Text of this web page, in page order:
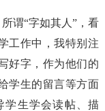
谓“字如其人”，看
工作中，我特别注
好字，作为他们的
学生的留言等方面
学生学会读帖、描